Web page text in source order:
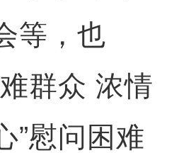
等，也
群众 浓情
”慰问困难